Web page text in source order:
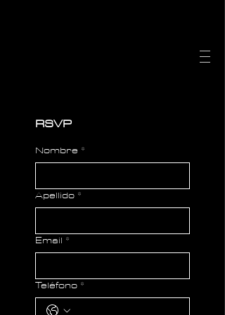
RSVP
Nombre *
Apellido *
Email *
Teléfono *